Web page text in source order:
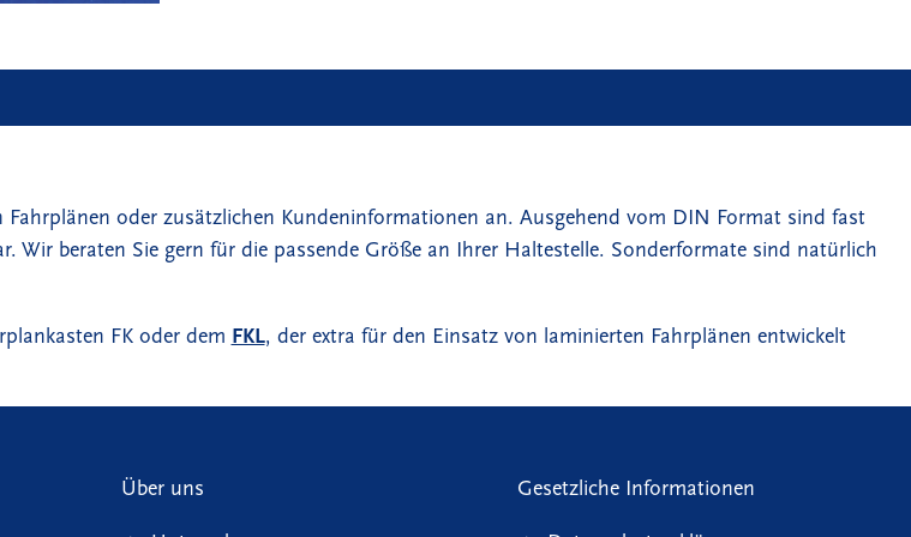
oder zusätzlichen Kundeninformationen an. Ausgehend vom DIN Format sind fast
beraten Sie gern für die passende Größe an Ihrer Haltestelle. Sonderformate sind natürlich
FK oder dem FKL, der extra für den Einsatz von laminierten Fahrplänen entwickelt
Über uns Gesetzliche Informationen